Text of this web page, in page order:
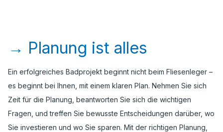
→ Planung ist alles
Ein erfolgreiches Badprojekt beginnt nicht beim Fliesenleger –
es beginnt bei Ihnen, mit einem klaren Plan. Nehmen Sie sich
Zeit für die Planung, beantworten Sie sich die wichtigen
Fragen, und treffen Sie bewusste Entscheidungen darüber, wo
Sie investieren und wo Sie sparen. Mit der richtigen Planung,